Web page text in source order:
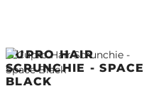
CUPRO HAIR
SCRUNCHIE - SPACE
BLACK